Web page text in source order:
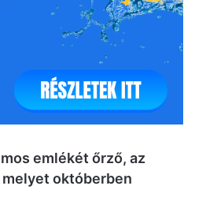
emlékét őrző, az
októberben